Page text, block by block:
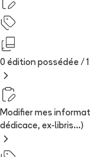
0 édition possédée / 1
Modifier mes
dédicace, ex-libris...)